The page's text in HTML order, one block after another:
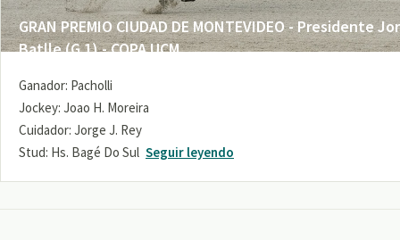
GRAN PREMIO CIUDAD DE MONTEVIDEO - Presidente
Batlle (G 1) - COPA UCM
Ganador: Pacholli
Jockey: Joao H. Moreira
Cuidador: Jorge J. Rey
Stud: Hs. Bagé Do Sul Seguir leyendo